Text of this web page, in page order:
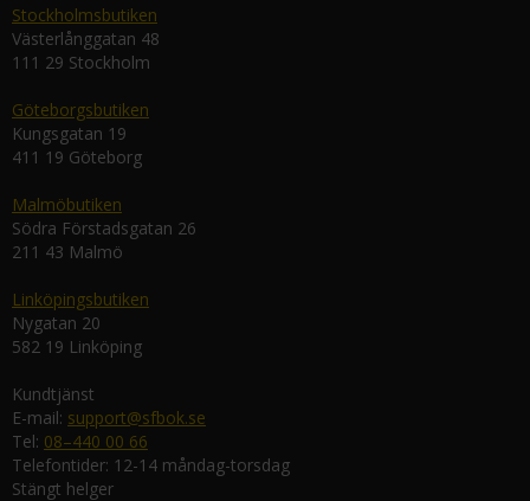
Stockholmsbutiken
Västerlånggatan 48
111 29 Stockholm
Göteborgsbutiken
Kungsgatan 19
411 19 Göteborg
Malmöbutiken
Södra Förstadsgatan 26
211 43 Malmö
Linköpingsbutiken
Nygatan 20
582 19 Linköping
Kundtjänst
E-mail: support@sfbok.se
Tel: 08–440 00 66
Telefontider: 12-14 måndag-torsdag
Stängt helger